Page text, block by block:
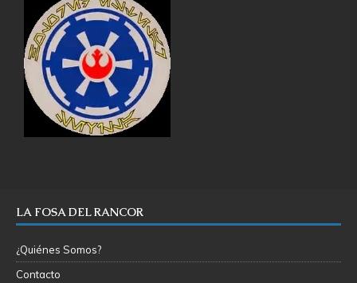
LA FOSA DEL RANCOR
¿Quiénes Somos?
Contacto